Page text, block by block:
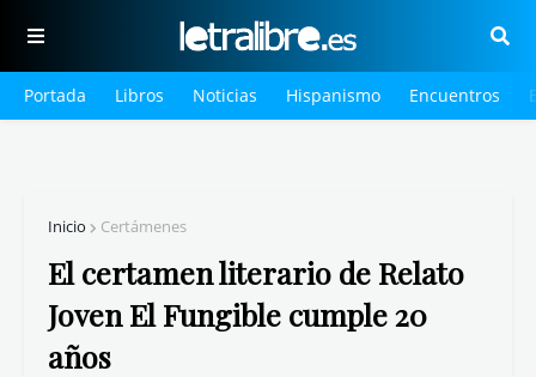
Portada Libros Noticias Hispanismo Encuentros
Inicio Certámenes
El certamen literario de Relato
Joven El Fungible cumple 20
años